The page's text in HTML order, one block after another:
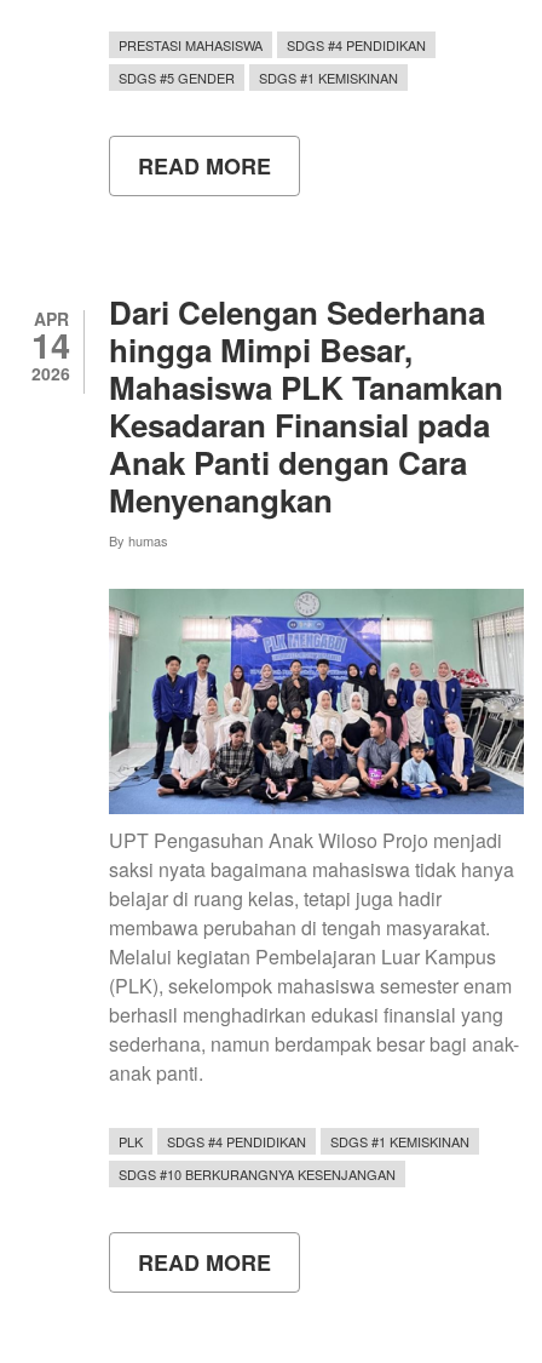
PRESTASI MAHASISWA
SDGS #4 PENDIDIKAN
SDGS #5 GENDER
SDGS #1 KEMISKINAN
READ MORE
DI
MENAKLUKKAN
DUKA,
MENJAGA
ASA
DI
TENGAH
KETERBATASAN
APR
14
2026
Dari Celengan Sederhana
hingga Mimpi Besar,
Mahasiswa PLK Tanamkan
Kesadaran Finansial pada
Anak Panti dengan Cara
Menyenangkan
By humas
UPT Pengasuhan Anak Wiloso Projo menjadi
saksi nyata bagaimana mahasiswa tidak hanya
belajar di ruang kelas, tetapi juga hadir
membawa perubahan di tengah masyarakat.
Melalui kegiatan Pembelajaran Luar Kampus
(PLK), sekelompok mahasiswa semester enam
berhasil menghadirkan edukasi finansial yang
sederhana, namun berdampak besar bagi anak-
anak panti.
PLK SDGS #4 PENDIDIKAN
SDGS #1 KEMISKINAN
SDGS #10 BERKURANGNYA KESENJANGAN
READ MORE
DARI